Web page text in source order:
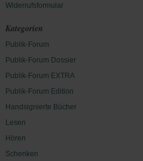
Widerrufsformular
Kategorien
Publik-Forum
Publik-Forum Dossier
Publik-Forum EXTRA
Publik-Forum Edition
Handsignierte Bücher
Lesen
Hören
Schenken